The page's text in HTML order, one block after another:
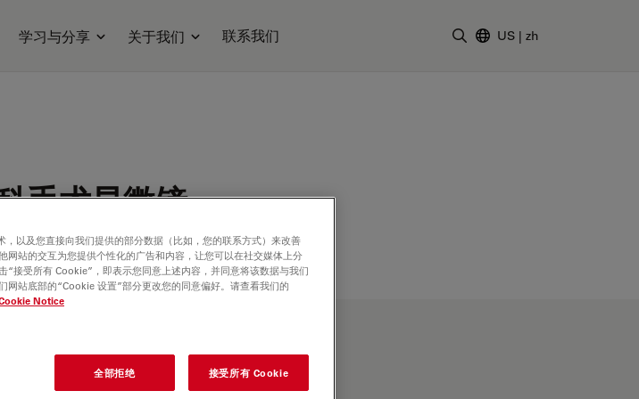
学习与分享 关于我们 联系我们 US | zh
手术显微镜
以及您直接向我们提供的部分数据（比如，您的联系方式）来改善
网站的交互为您提供个性化的广告和内容，让您可以在社交媒体上分
“接受所有 Cookie”，即表示您同意上述内容，并同意将该数据与我们
网站底部的“Cookie 设置”部分更改您的同意偏好。请查看我们的
Notice
全部拒绝 接受所有 Cookie